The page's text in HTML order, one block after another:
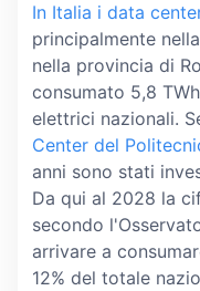
In Italia i data
principalmente
nella provincia di
consumato 5,8
elettrici nazionali.
Center del
anni sono stati
Da qui al 2028 la
secondo
arrivare a
12% del totale